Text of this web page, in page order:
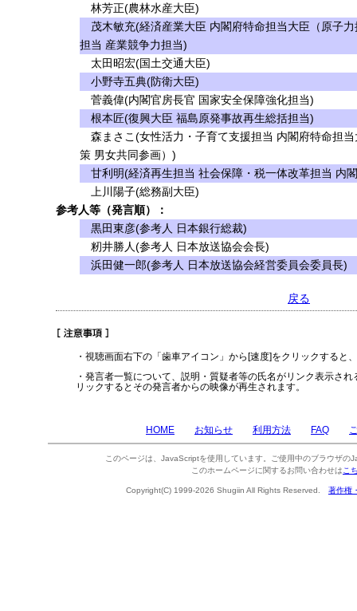
林芳正(農林水産大臣)
茂木敏充(経済産業大臣 内閣府特命担当大臣（原子
担当 産業競争力担当)
太田昭宏(国土交通大臣)
小野寺五典(防衛大臣)
菅義偉(内閣官房長官 国家安全保障強化担当)
根本匠(復興大臣 福島原発事故再生総括担当)
森まさこ(女性活力・子育て支援担当 内閣府特命担
策 男女共同参画）)
甘利明(経済再生担当 社会保障・税一体改革担当 内
上川陽子(総務副大臣)
参考人等（発言順）：
黒田東彦(参考人 日本銀行総裁)
籾井勝人(参考人 日本放送協会会長)
浜田健一郎(参考人 日本放送協会経営委員会委員長)
戻る
・視聴画面右下の「歯車アイコン」から[速度]をクリックすると
・発言者一覧について、説明・質疑者等の氏名がリンク表示さ
リックするとその発言者からの映像が再生されます。
HOME お知らせ 利用方法 FAQ
このページは、JavaScriptを使用しています。ご使用中のブラウザの
このホームページに関するお問い合わせは こ
Copyright(C) 1999-2026 Shugiin All Rights Reserved. 著作権